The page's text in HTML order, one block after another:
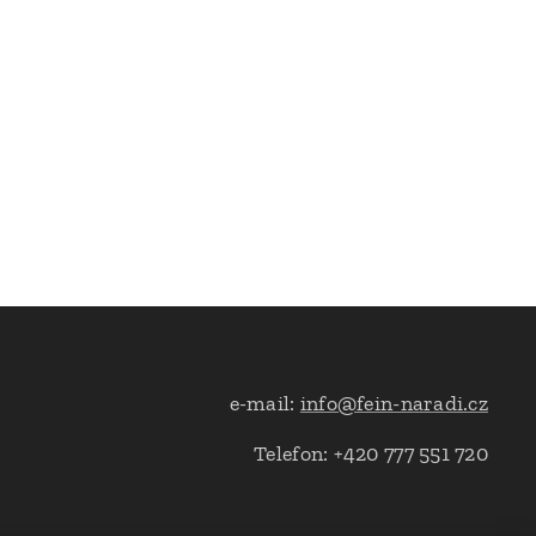
e-mail: info@fein-naradi.cz
Telefon: +420 777 551 720